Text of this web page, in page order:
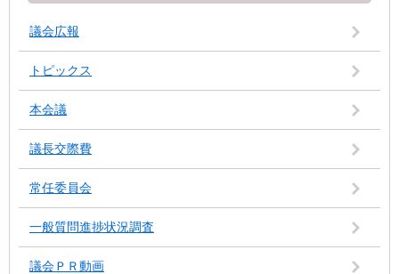
議会広報
トピックス
本会議
議長交際費
常任委員会
一般質問進捗状況調査
議会ＰＲ動画